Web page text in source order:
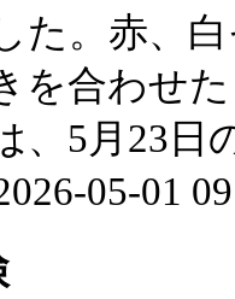
た。赤、
を合わせ
、5月23日
05-01